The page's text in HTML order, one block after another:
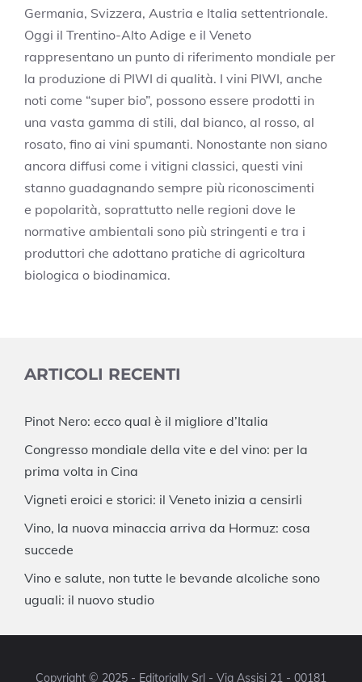
Germania, Svizzera, Austria e Italia settentrionale.
Oggi il Trentino-Alto Adige e il Veneto
rappresentano un punto di riferimento mondiale per
la produzione di PIWI di qualità. I vini PIWI, anche
noti come “super bio”, possono essere prodotti in
una vasta gamma di stili, dal bianco, al rosso, al
rosato, fino ai vini spumanti. Nonostante non siano
ancora diffusi come i vitigni classici, questi vini
stanno guadagnando sempre più riconoscimenti
e popolarità, soprattutto nelle regioni dove le
normative ambientali sono più stringenti e tra i
produttori che adottano pratiche di agricoltura
biologica o biodinamica.
ARTICOLI RECENTI
Pinot Nero: ecco qual è il migliore d’Italia
Congresso mondiale della vite e del vino: per la
prima volta in Cina
Vigneti eroici e storici: il Veneto inizia a censirli
Vino, la nuova minaccia arriva da Hormuz: cosa
succede
Vino e salute, non tutte le bevande alcoliche sono
uguali: il nuovo studio
Copyright © 2025 - Editorially Srl - Via Assisi 21 - 00181